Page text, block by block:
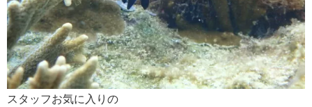
スタッフお気に入りの